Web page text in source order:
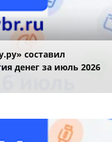
составил
денег за июль 2026